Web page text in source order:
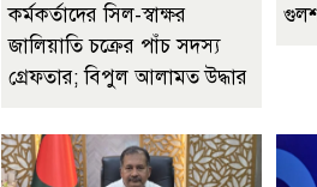
কর্মকর্তাদের সিল-স্বাক্ষর
জালিয়াতি চক্রের পাঁচ সদস্য
গ্রেফতার; বিপুল আলামত উদ্ধার